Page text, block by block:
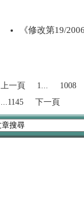
《修改第19/
上一頁 1... 1008
...1145
下一頁